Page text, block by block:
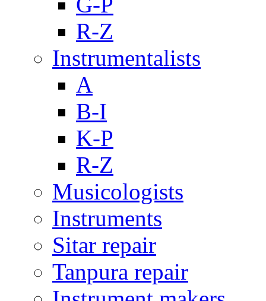
R-Z
Instrumentalists
A
B-I
K-P
R-Z
Musicologists
Instruments
Sitar repair
Tanpura repair